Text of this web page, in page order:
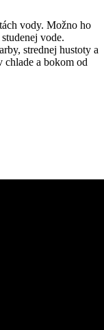
vody. Možno ho
vode.
strednej hustoty a
a bokom od